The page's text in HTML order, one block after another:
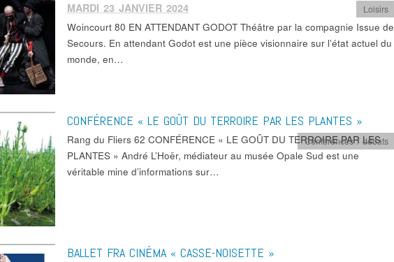
MARDI 23 JANVIER 2024 Loisirs
Woincourt 80 EN ATTENDANT GODOT Théâtre par la compagnie Issue de
Secours. En attendant Godot est une pièce visionnaire sur l’état actuel du
monde, en…
CONFÉRENCE « LE GOÛT DU TERROIRE PAR LES PLANTES »
Conférences / débats
Rang du Fliers 62 CONFÉRENCE « LE GOÛT DU TERROIRE PAR LES
PLANTES » André L’Hoër, médiateur au musée Opale Sud est une
véritable mine d’informations sur…
BALLET FRA CINÉMA « CASSE-NOISETTE »